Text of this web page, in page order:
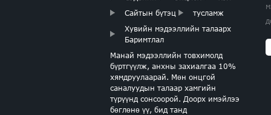
ЗҮРХНИЙ АЛТАН
ТУГАЛТАЙ ЦААС
ХӨНГӨН ЯГААН
ЭНЭ ЦААС
Сайтын бүтэц
тусламж
Хувийн мэдээллийн талаарх
Баримтлал
Манай мэдээллийн товхимолд
бүртгүүлж, анхны захиалгаа 10%
хямдруулаарай. Мөн онцгой
саналуудын талаар хамгийн
түрүүнд сонсоорой. Доорх имэйлээ
бөглөнө үү, бид танд